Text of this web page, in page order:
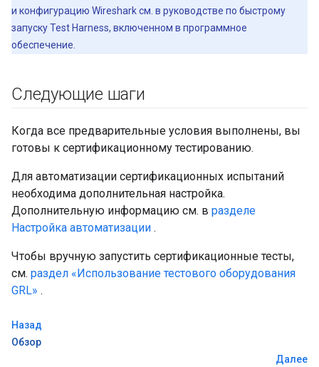
и конфигурацию Wireshark см. в руководстве по быстрому
запуску Test Harness, включенном в программное
обеспечение.
Следующие шаги
Когда все предварительные условия выполнены, вы
готовы к сертификационному тестированию.
Для автоматизации сертификационных испытаний
необходима дополнительная настройка.
Дополнительную информацию см. в разделе
Настройка автоматизации .
Чтобы вручную запустить сертификационные тесты,
см. раздел «Использование тестового оборудования
GRL» .
Назад
Обзор
Далее